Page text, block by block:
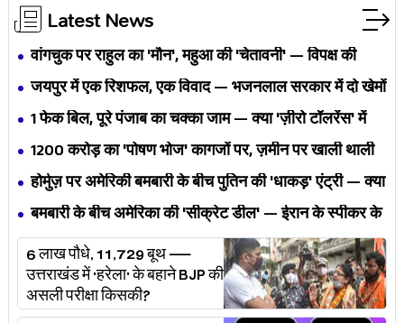
Latest News
वांगचुक पर राहुल का 'मौन', महुआ की 'चेतावनी' — विपक्ष की
एकता BJP का नैरेटिव बदलने से पहले बिखर रही है?
जयपुर में एक रिशफल, एक विवाद — भजनलाल सरकार में दो खेमों
की जंग अब छुपेगी कैसे?
1 फेक बिल, पूरे पंजाब का चक्का जाम — क्या 'ज़ीरो टॉलरेंस' में
अपनी ही यूनियनों से घिर गए भगवंत मान?
₹1200 करोड़ का 'पोषण भोज' कागजों पर, ज़मीन पर खाली थाली
— MP के बच्चों का निवाला कौन निगल रहा है?
होर्मुज़ पर अमेरिकी बमबारी के बीच पुतिन की 'धाकड़' एंट्री — क्या
ट्रंप-ईरान की जंग अब महायुद्ध बनेगी?
बमबारी के बीच अमेरिका की 'सीक्रेट डील' — ईरान के स्पीकर के
खुलासे ने असली खेल बेनक़ाब किया?
6 लाख पौधे, 11,729 बूथ —
उत्तराखंड में 'हरेला' के बहाने BJP की
असली परीक्षा किसकी?